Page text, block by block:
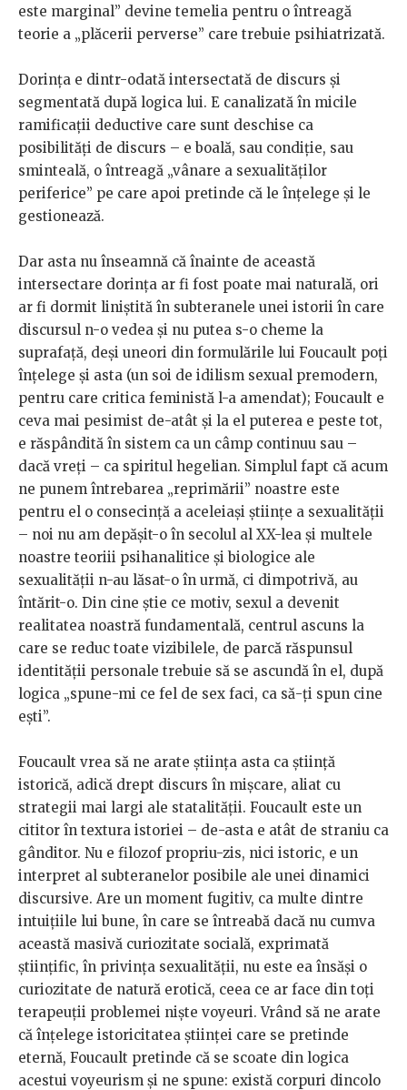
este marginal” devine temelia pentru o întreagă
teorie a „plăcerii perverse” care trebuie psihiatrizată.
Dorința e dintr-odată intersectată de discurs și
segmentată după logica lui. E canalizată în micile
ramificații deductive care sunt deschise ca
posibilități de discurs – e boală, sau condiție, sau
sminteală, o întreagă „vânare a sexualităților
periferice” pe care apoi pretinde că le înțelege și le
gestionează.
Dar asta nu înseamnă că înainte de această
intersectare dorința ar fi fost poate mai naturală, ori
ar fi dormit liniștită în subteranele unei istorii în care
discursul n-o vedea și nu putea s-o cheme la
suprafață, deși uneori din formulările lui Foucault poți
înțelege și asta (un soi de idilism sexual premodern,
pentru care critica feministă l-a amendat); Foucault e
ceva mai pesimist de-atât și la el puterea e peste tot,
e răspândită în sistem ca un câmp continuu sau –
dacă vreți – ca spiritul hegelian. Simplul fapt că acum
ne punem întrebarea „reprimării” noastre este
pentru el o consecință a aceleiași științe a sexualității
– noi nu am depășit-o în secolul al XX-lea și multele
noastre teoriii psihanalitice și biologice ale
sexualității n-au lăsat-o în urmă, ci dimpotrivă, au
întărit-o. Din cine știe ce motiv, sexul a devenit
realitatea noastră fundamentală, centrul ascuns la
care se reduc toate vizibilele, de parcă răspunsul
identității personale trebuie să se ascundă în el, după
logica „spune-mi ce fel de sex faci, ca să-ți spun cine
ești”.
Foucault vrea să ne arate știința asta ca știință
istorică, adică drept discurs în mișcare, aliat cu
strategii mai largi ale statalității. Foucault este un
cititor în textura istoriei – de-asta e atât de straniu ca
gânditor. Nu e filozof propriu-zis, nici istoric, e un
interpret al subteranelor posibile ale unei dinamici
discursive. Are un moment fugitiv, ca multe dintre
intuițiile lui bune, în care se întreabă dacă nu cumva
această masivă curiozitate socială, exprimată
științific, în privința sexualității, nu este ea însăși o
curiozitate de natură erotică, ceea ce ar face din toți
terapeuții problemei niște voyeuri. Vrând să ne arate
că înțelege istoricitatea științei care se pretinde
eternă, Foucault pretinde că se scoate din logica
acestui voyeurism și ne spune: există corpuri dincolo